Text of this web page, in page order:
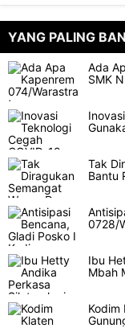
YANG PALING
Ada
SMK
Tak
Bantu
0728/
Ibu
Mbah
Kodim